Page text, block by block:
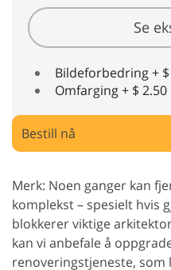
Se
Bildeforbedring +
Omfarging + $ 2.50
Bestill nå
Merk: Noen ganger kan
komplekst – spesielt hvis
blokkerer viktige
kan vi anbefale å
renoveringstjeneste,